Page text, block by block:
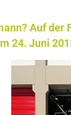
Auf der
24. Juni